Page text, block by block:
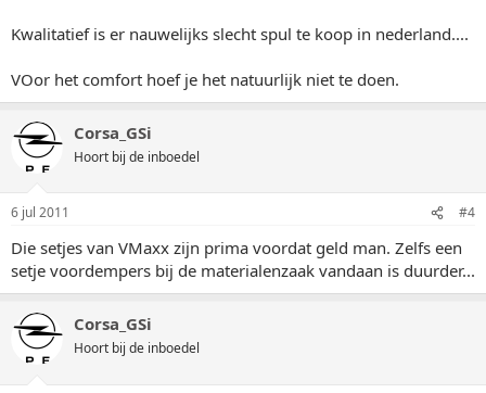
Kwalitatief is er nauwelijks slecht spul te koop in nederland....
VOor het comfort hoef je het natuurlijk niet te doen.
Corsa_GSi
Hoort bij de inboedel
6 jul 2011 #4
Die setjes van VMaxx zijn prima voordat geld man. Zelfs een
setje voordempers bij de materialenzaak vandaan is duurder...
Corsa_GSi
Hoort bij de inboedel